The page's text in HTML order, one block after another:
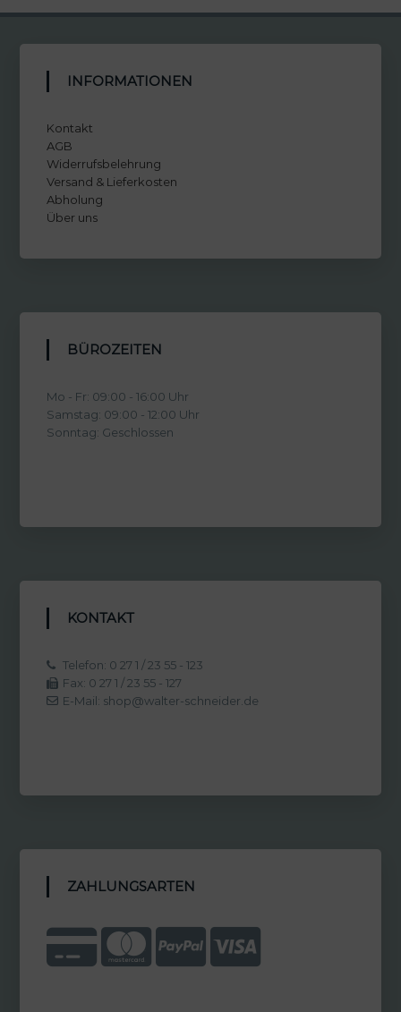
INFORMATIONEN
Kontakt
AGB
Widerrufsbelehrung
Versand & Lieferkosten
Abholung
Über uns
BÜROZEITEN
Mo - Fr: 09:00 - 16:00 Uhr
Samstag: 09:00 - 12:00 Uhr
Sonntag: Geschlossen
KONTAKT
Telefon: 0 27 1 / 23 55 - 123
Fax: 0 27 1 / 23 55 - 127
E-Mail: shop@walter-schneider.de
ZAHLUNGSARTEN